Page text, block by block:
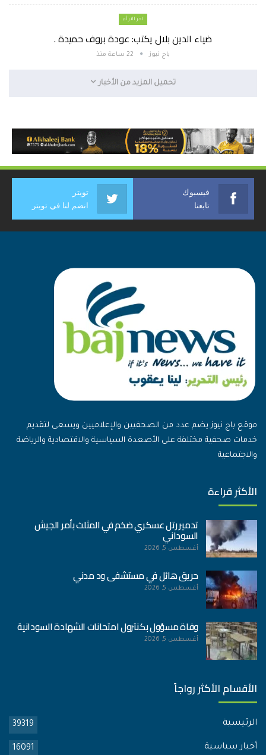
اخر الارأء
ضياء الدين بلال يكتب: عودة بروف حميدة .
باج نيوز 22 ساعة منذ
تحميل المزيد من الأخبار
فيسبوك
تابعنا
تويتر
انضم لنا في تويتر
موقع باج نيوز يضم عدد من الصحفيين والإعلاميين ويسعى لتقديم
خدمات صحفية مختلفة على الأصعدة السياسية والاقتصادية والرياضة
والاجتماعية
الأكثر قراءة
تدمير رتل عسكري ضخم في المثلث بأمر الجيش
السوداني
أغسطس 5, 2026
حريق هائل في مستشفى ود مدني
أغسطس 5, 2026
وفاة مسؤول بكنترول امتحانات الشهادة السودانية
أغسطس 5, 2026
الأقسام الأكثر رواجاً
الرئيسية 39319
أخبار سياسية 16091